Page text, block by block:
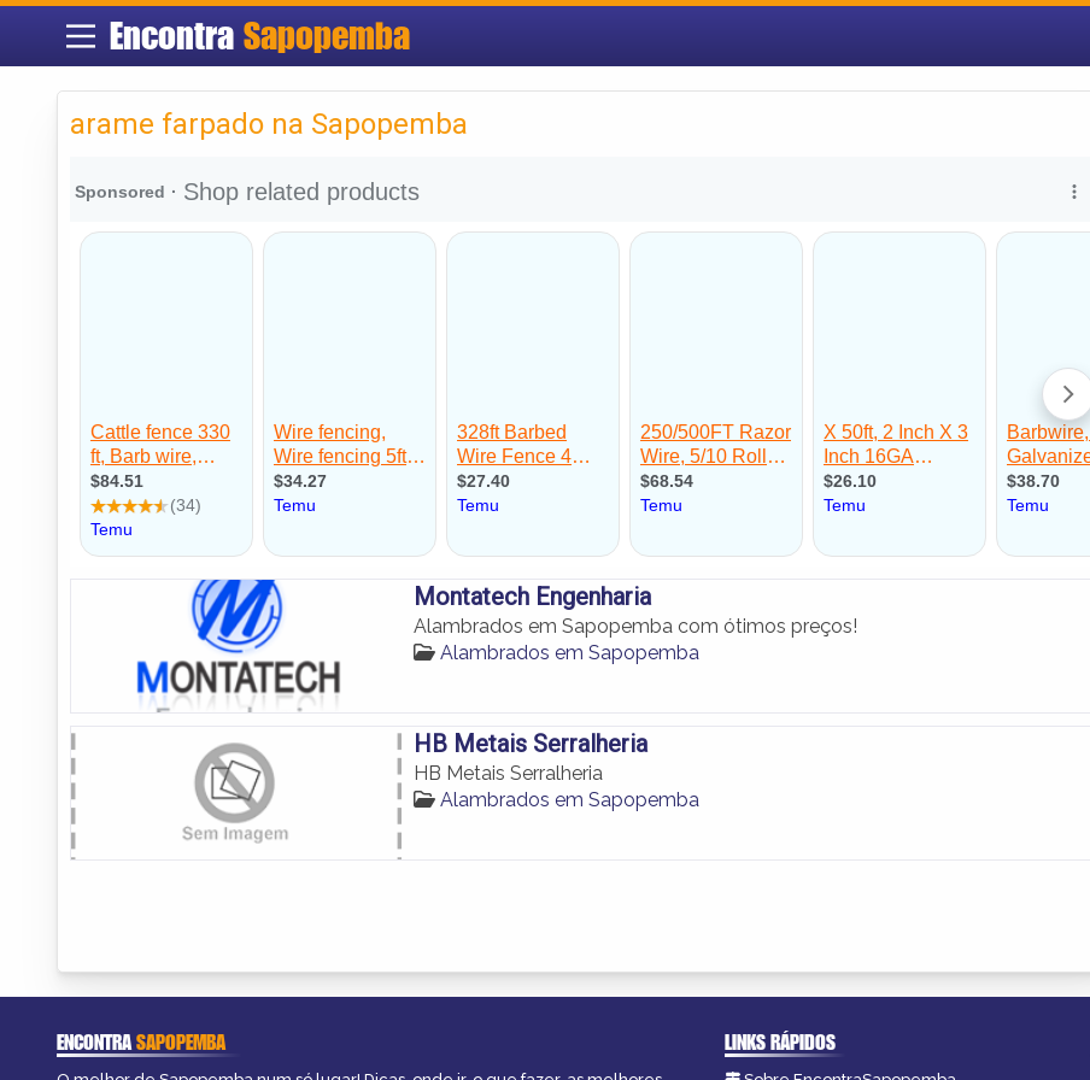
Encontra Sapopemba
arame farpado na Sapopemba
Montatech Engenharia
Alambrados em Sapopemba com ótimos preços!
Alambrados em Sapopemba
HB Metais Serralheria
HB Metais Serralheria
Alambrados em Sapopemba
ENCONTRASAPOPEMBA LINKS RÁPIDOS